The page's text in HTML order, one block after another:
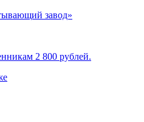
завод»
2 800 рублей.